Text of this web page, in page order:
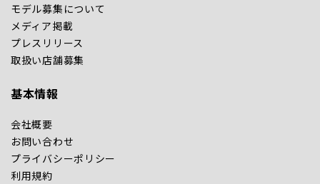
モデル募集について
メディア掲載
プレスリリース
取扱い店舗募集
基本情報
会社概要
お問い合わせ
プライバシーポリシー
利用規約